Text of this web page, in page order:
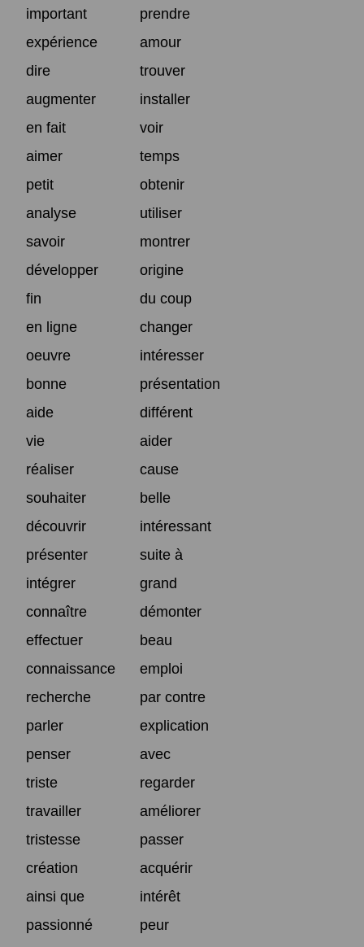
important
prendre
expérience
amour
dire
trouver
augmenter
installer
en fait
voir
aimer
temps
petit
obtenir
analyse
utiliser
savoir
montrer
développer
origine
fin
du coup
en ligne
changer
oeuvre
intéresser
bonne
présentation
aide
différent
vie
aider
réaliser
cause
souhaiter
belle
découvrir
intéressant
présenter
suite à
intégrer
grand
connaître
démonter
effectuer
beau
connaissance
emploi
recherche
par contre
parler
explication
penser
avec
triste
regarder
travailler
améliorer
tristesse
passer
création
acquérir
ainsi que
intérêt
passionné
peur